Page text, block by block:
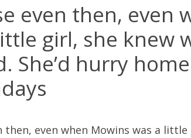
even then, even
girl, she knew
She’d hurry
then, even when Mowins was a